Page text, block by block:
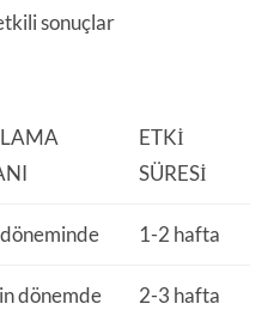
sonuçlar
ETKI
SÜRESI
1-2 hafta
dönemde 2-3 hafta